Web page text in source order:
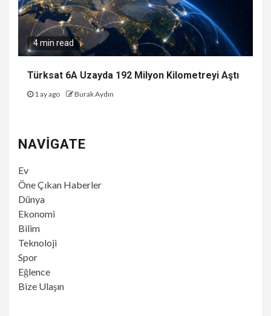
4 min read
Türksat 6A Uzayda 192 Milyon Kilometreyi Aştı
1 ay ago Burak Aydın
NAVIGATE
Ev
Öne Çıkan Haberler
Dünya
Ekonomi
Bilim
Teknoloji
Spor
Eğlence
Bize Ulaşın